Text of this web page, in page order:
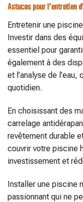
Astuces pour l’entretien
Entretenir une
Investir dans des
essentiel pour
également à des
et l’analyse de
quotidien.
En choisissant des
carrelage
revêtement durable
couvrir votre piscine
investissement et
Installer une piscine
passionnant qui ne